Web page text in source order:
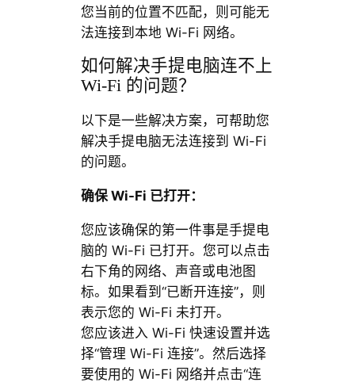
您当前的位置不匹配，则可能无
法连接到本地 Wi-Fi 网络。
如何解决手提电脑连不上
Wi-Fi 的问题？
以下是一些解决方案，可帮助您
解决手提电脑无法连接到 Wi-Fi
的问题。
确保 Wi-Fi 已打开：
您应该确保的第一件事是手提电
脑的 Wi-Fi 已打开。您可以点击
右下角的网络、声音或电池图
标。如果看到“已断开连接”，则
表示您的 Wi-Fi 未打开。
您应该进入 Wi-Fi 快速设置并选
择“管理 Wi-Fi 连接”。然后选择
要使用的 Wi-Fi 网络并点击“连